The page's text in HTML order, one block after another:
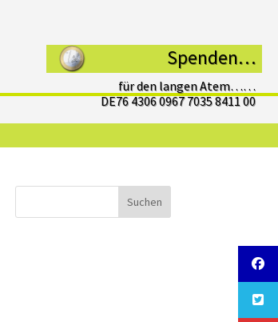
Spenden…
für den langen Atem……
DE76 4306 0967 7035 8411 00
Suchen